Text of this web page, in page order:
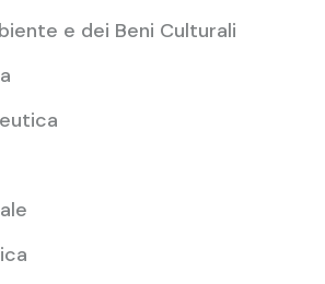
e dei Beni Culturali